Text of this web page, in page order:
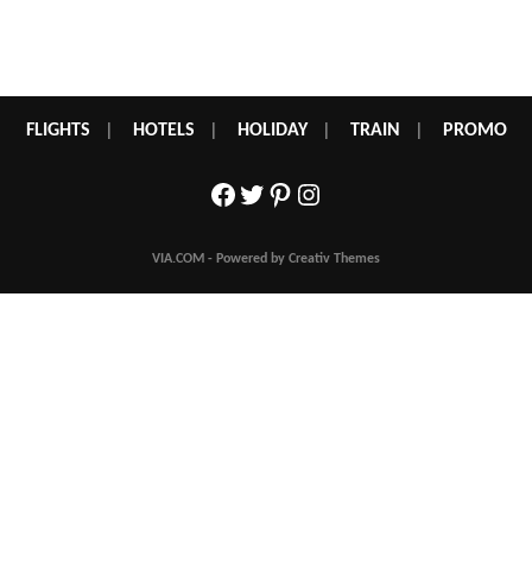
FLIGHTS HOTELS HOLIDAY| TRAIN PROMO
Facebook
Twitter
Pinterest
Instagram
VIA.COM - Powered by Creativ Themes